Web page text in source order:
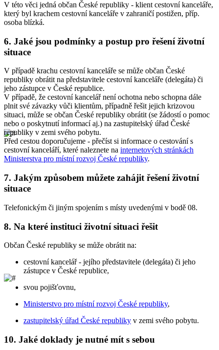
V této věci jedná občan České republiky - klient cestovní kanceláře,
který byl krachem cestovní kanceláře v zahraničí postižen, příp.
osoba blízká.
6. Jaké jsou podmínky a postup pro řešení životní
situace
V případě krachu cestovní kanceláře se může občan České
republiky obrátit na představitele cestovní kanceláře (delegáta) či
jeho zástupce v České republice.
V případě, že cestovní kancelář není ochotna nebo schopna dále
plnit své závazky vůči klientům, případně řešit jejich krizovou
situaci, může se občan České republiky obrátit (se žádostí o pomoc
nebo o poskytnutí informací aj.) na zastupitelský úřad České
republiky v zemi svého pobytu.
Před cestou doporučujeme - přečíst si informace o cestování s
cestovní kanceláří, které naleznete na internetových stránkách
Ministerstva pro místní rozvoj České republiky.
7. Jakým způsobem můžete zahájit řešení životní
situace
Telefonickým či jiným spojením s místy uvedenými v bodě 08.
8. Na které instituci životní situaci řešit
Občan České republiky se může obrátit na:
cestovní kancelář - jejího představitele (delegáta) či jeho
zástupce v České republice,
svou pojišťovnu,
Ministerstvo pro místní rozvoj České republiky,
zastupitelský úřad České republiky v zemi svého pobytu.
10. Jaké doklady je nutné mít s sebou